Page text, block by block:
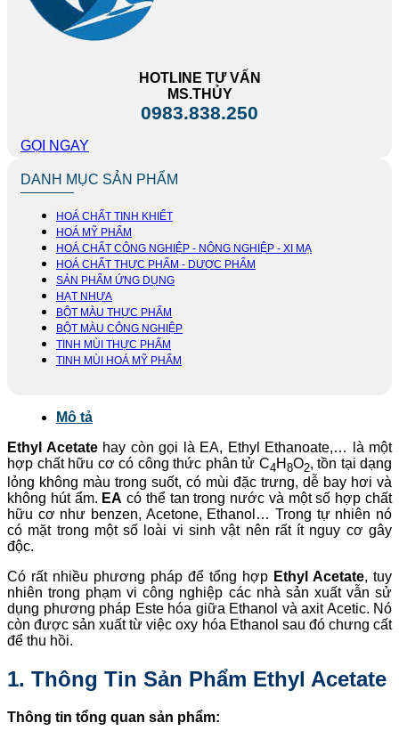
HOTLINE TƯ VẤN
MS.THỦY
0983.838.250
GỌI NGAY
DANH MỤC SẢN PHẨM
HOÁ CHẤT TINH KHIẾT
HOÁ MỸ PHẨM
HOÁ CHẤT CÔNG NGHIỆP - NÔNG NGHIỆP - XI MẠ
HOÁ CHẤT THỰC PHẨM - DƯỢC PHẨM
SẢN PHẨM ỨNG DỤNG
HẠT NHỰA
BỘT MÀU THỰC PHẨM
BỘT MÀU CÔNG NGHIỆP
TINH MÙI THỰC PHẨM
TINH MÙI HOÁ MỸ PHẨM
Mô tả
Ethyl Acetatehay còn gọi là EA, Ethyl Ethanoate,… là một
hợp chất hữu cơ có công thức phân tử C4H 8O2, tồn tại dạng
lỏng không màu trong suốt, có mùi đặc trưng, dễ bay hơi và
không hút ẩm. EA có thể tan trong nước và một số hợp chất
hữu cơ như benzen, Acetone, Ethanol… Trong tự nhiên nó
có mặt trong một số loài vi sinh vật nên rất ít nguy cơ gây
độc.
Có rất nhiều phương pháp để tổng hợp Ethyl Acetate, tuy
nhiên trong phạm vi công nghiệp các nhà sản xuất vẫn sử
dụng phương pháp Este hóa giữa Ethanol và axit Acetic. Nó
còn được sản xuất từ việc oxy hóa Ethanol sau đó chưng cất
để thu hồi.
1. Thông Tin Sản Phẩm Ethyl Acetate
Thông tin tổng quan sản phẩm: